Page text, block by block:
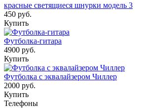
красные светящиеся шнурки модель 3
450 руб.
Купить
Футболка-гитара
4900 руб.
Купить
Футболка с эквалайзером Чиллер
2000 руб.
Купить
Телефоны